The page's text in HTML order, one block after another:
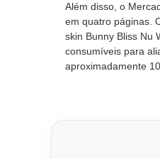
Além disso, o
em quatro páginas.
skin Bunny Bliss Nu
consumíveis para
aproximadamente